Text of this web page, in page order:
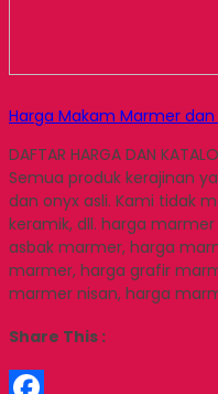
Harga Makam Marmer
DAFTAR HARGA DAN
Semua produk kerajinan
dan onyx asli. Kami tidak
keramik, dll. harga
asbak marmer, harga
marmer, harga grafir
marmer nisan, harga
Share This :